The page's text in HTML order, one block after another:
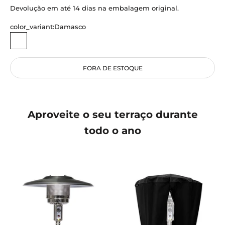
Devolução em até 14 dias na embalagem original.
color_variant:Damasco
FORA DE ESTOQUE
Aproveite o seu terraço durante
todo o ano